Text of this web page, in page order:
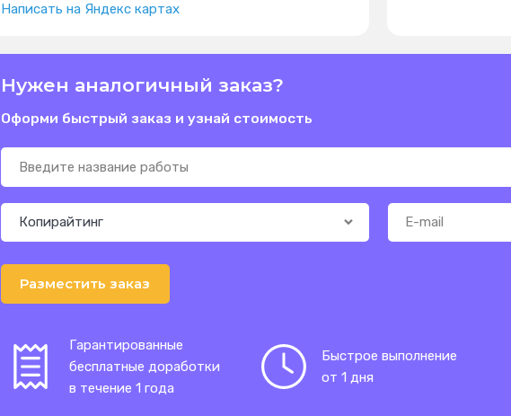
Написать на Яндекс картах
Нужен аналогичный заказ?
Оформи быстрый заказ и узнай стоимость
Разместить заказ
Гарантированные
бесплатные доработки
в течение 1 года
Быстрое выполнение
от 1 дня